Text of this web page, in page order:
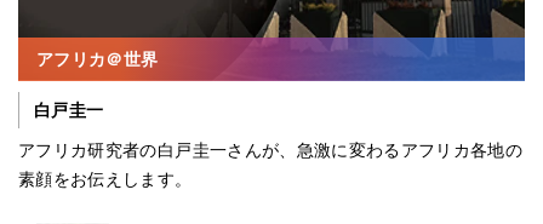
アフリカ＠世界
白戸圭一
アフリカ研究者の白戸圭一さんが、急激に変わるアフリカ各地の
素顔をお伝えします。